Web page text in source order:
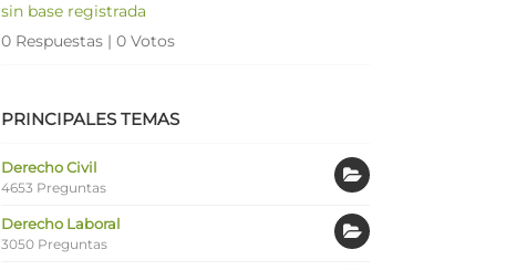
sin base registrada
0 Respuestas | 0 Votos
PRINCIPALES TEMAS
Derecho Civil
4653 Preguntas
Derecho Laboral
3050 Preguntas